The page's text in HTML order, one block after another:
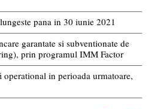
pana in 30 iunie 2021
garantate si subventionate de
prin programul IMM Factor
in perioada urmatoare,